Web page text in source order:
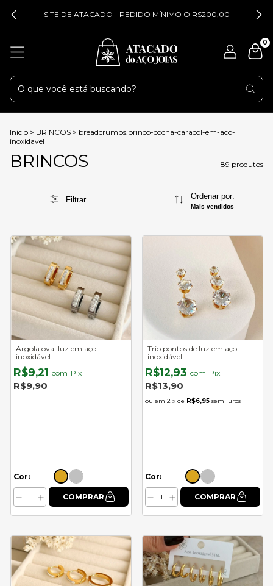
SITE DE ATACADO - PEDIDO MÍNIMO O R$200,00
0
Início > BRINCOS > breadcrumbs.brinco-cocha-caracol-em-aco-
inoxidavel
BRINCOS 89 produtos
Filtrar Ordenar por:
Mais vendidos
Argola oval luz em aço
inoxidável
R$9,21 com Pix
R$9,90
Cor:
Trio pontos de luz em aço
inoxidável
R$12,93 com Pix
R$13,90
2 x de R$6,95 sem juros
Cor: